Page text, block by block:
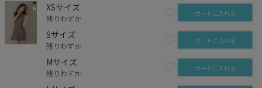
XSサイズ
残りわずか カートに入れる
Sサイズ
残りわずか カートに入れる
Mサイズ
残りわずか カートに入れる